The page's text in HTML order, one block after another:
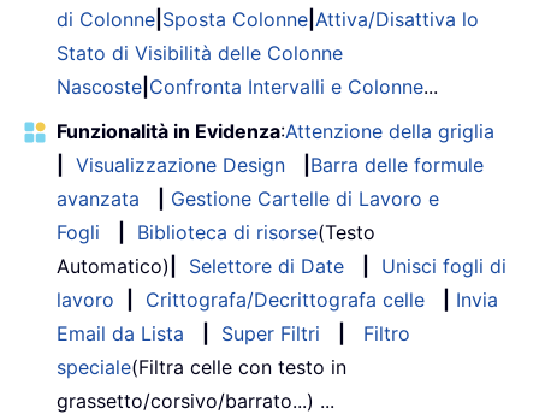
di Colonne Sposta Colonne Attiva/Disattiva lo
Stato di Visibilità delle Colonne
Nascoste Confronta Intervalli e Colonne...
Funzionalità in Evidenza:Attenzione della griglia
Visualizzazione Design
Barra delle formule
avanzata
Gestione Cartelle di Lavoro e
Fogli
Biblioteca di risorse(Testo
Automatico)
Selettore di Date
Unisci fogli di
lavoro
Crittografa/Decrittografa celle
Invia
Email da Lista
Super Filtri
Filtro
speciale(Filtra celle con testo in
grassetto/corsivo/barrato...) ...